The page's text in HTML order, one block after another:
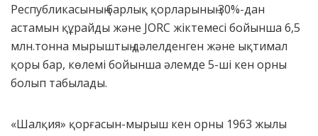
Республикасының барлық қорларының 30%-дан
астамын құрайды және JORC жіктемесі бойынша 6,5
млн.тонна мырыштың дәлелденген және ықтимал
қоры бар, көлемі бойынша әлемде 5-ші кен орны
болып табылады.
«Шалқия» қорғасын-мырыш кен орны 1963 жылы